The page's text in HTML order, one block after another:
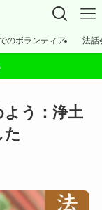
のボランティア 法話
よう：浄土
た